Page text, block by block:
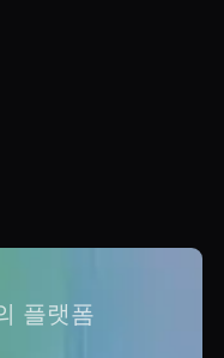
플랫폼